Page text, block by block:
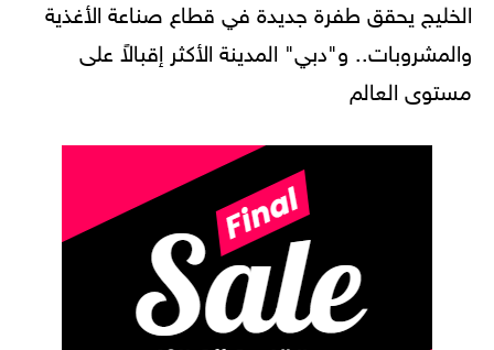
الخليج يحقق طفرة جديدة في قطاع صناعة الأغذية
والمشروبات.. و"دبي" المدينة الأكثر إقبالاً على
مستوى العالم